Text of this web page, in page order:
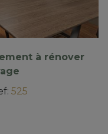
à rénover
: 525